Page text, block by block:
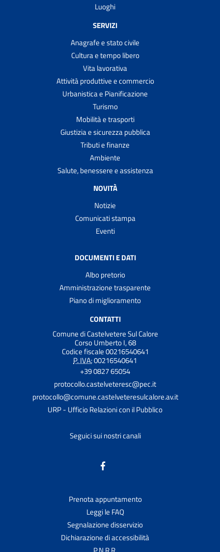
Luoghi
SERVIZI
Anagrafe e stato civile
Cultura e tempo libero
Vita lavorativa
Attività produttive e commercio
Urbanistica e Pianificazione
Turismo
Mobilità e trasporti
Giustizia e sicurezza pubblica
Tributi e finanze
Ambiente
Salute, benessere e assistenza
NOVITÀ
Notizie
Comunicati stampa
Eventi
DOCUMENTI E DATI
Albo pretorio
Amministrazione trasparente
Piano di miglioramento
CONTATTI
Comune di Castelvetere Sul Calore
Corso Umberto I, 68
Codice fiscale 00216540641
P. IVA:00216540641
+39 0827 65054
protocollo.castelveteresc@pec.it
protocollo@comune.castelveteresulcalore.av.it
URP - Ufficio Relazioni con il Pubblico
Seguici sui nostri canali
Prenota appuntamento
Leggi le FAQ
Segnalazione disservizio
Dichiarazione di accessibilità